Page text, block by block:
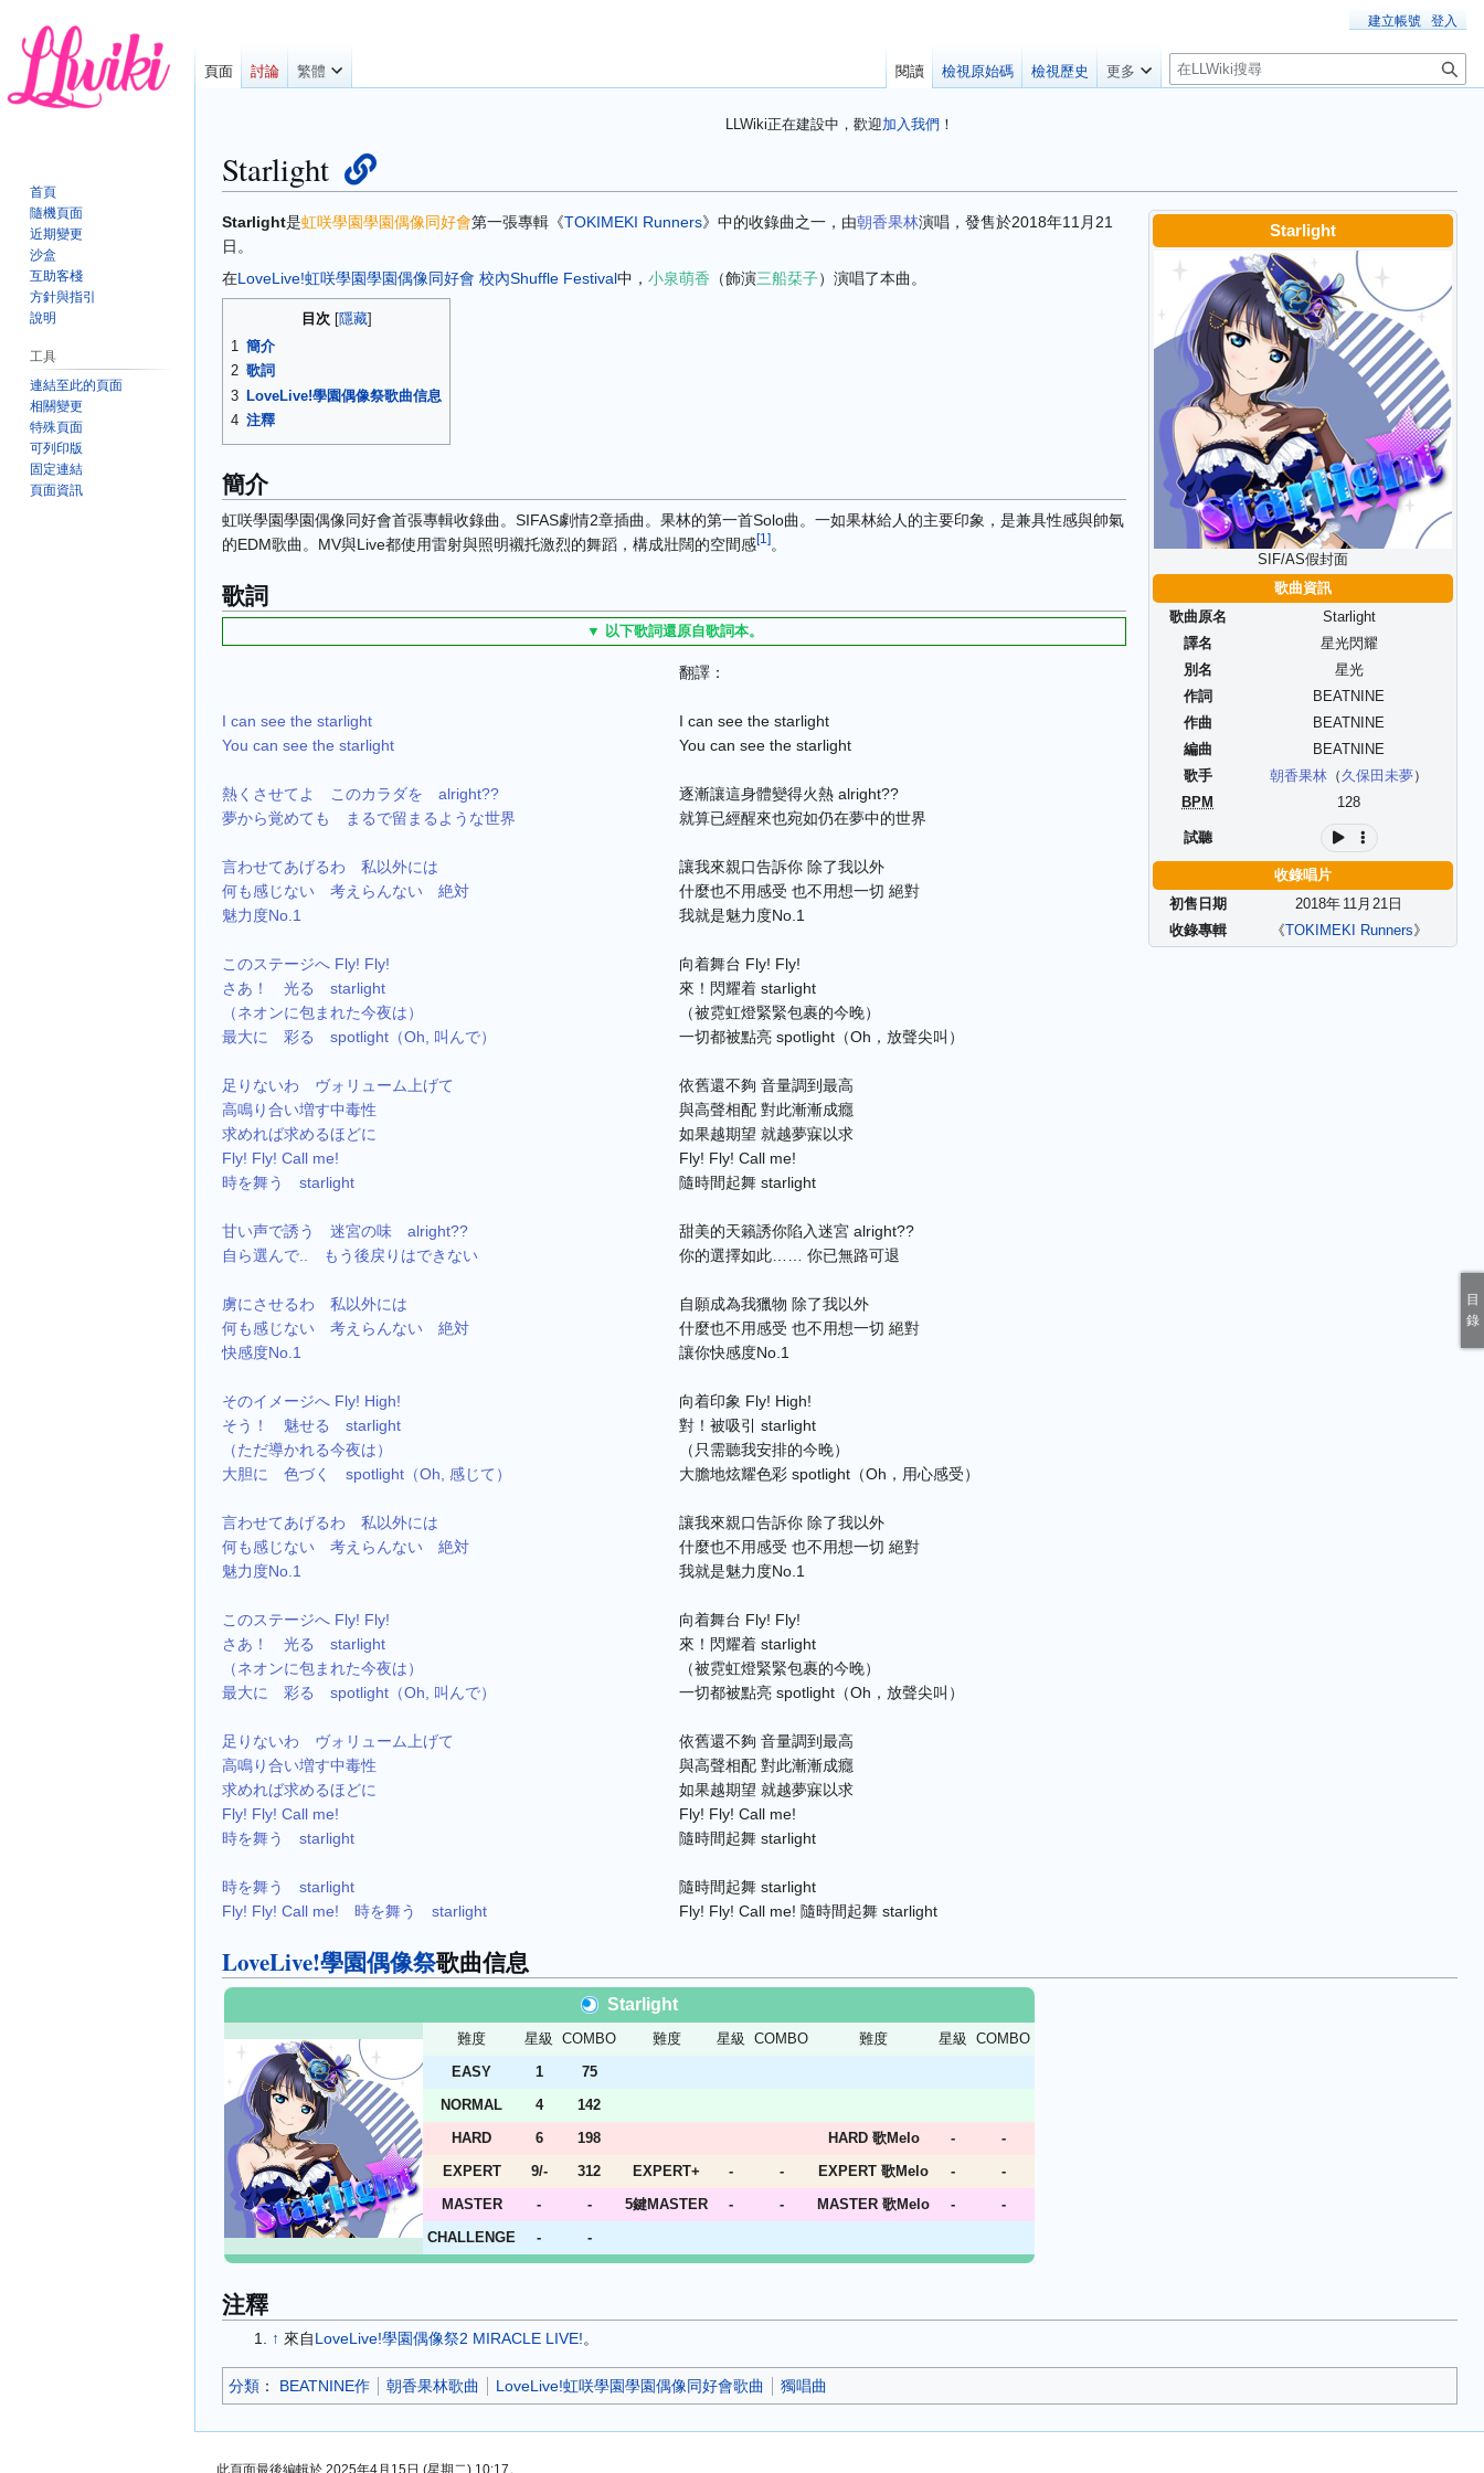
LLWiki正在建設中，歡迎加入我們 ！
Starlight
跳
至
導
跳
至
搜
Starlight
SIF/AS假封面
歌曲資訊
歌曲原名
Starlight
譯名
星光閃耀
別名
星光
作詞
BEATNINE
作曲
BEATNINE
編曲
BEATNINE
歌手
朝香果林 （ 久保田未夢）
BPM
128
試聽
收錄唱片
初售日期
2018年 11月 21日
收錄專輯
《TOKIMEKI Runners》
Starlight是虹咲學園學園偶像同好會第一張專輯《TOKIMEKI Runners》中的收錄曲之一，由朝香果林演唱，發售於2018年11月21
日。
在LoveLive!虹咲學園學園偶像同好會 校內Shuffle Festival中， 小泉萌香 （飾演三船栞子） 演唱了本曲。
目次
1 簡介
2 歌詞
3 LoveLive!學園偶像祭歌曲信息
4 注釋
簡介
虹咲學園學園偶像同好會首張專輯收錄曲。SIFAS劇情2章插曲。果林的第一首Solo曲。一如果林給人的主要印象，是兼具性感與帥氣
的EDM歌曲。MV與Live都使用雷射與照明襯托激烈的舞蹈，構成壯闊的空間感[1 ] 。
歌詞
▼ 以下歌詞還原自歌詞本。
翻譯：
I can see the starlight
I can see the starlight
You can see the starlight
You can see the starlight
熱くさせてよ　このカラダを　alright??
逐漸讓這身體變得火熱 alright??
夢から覚めても　まるで留まるような世界
就算已經醒來也宛如仍在夢中的世界
言わせてあげるわ　私以外には
讓我來親口告訴你 除了我以外
何も感じない　考えらんない　絶対
什麼也不用感受 也不用想一切 絕對
魅力度No.1
我就是魅力度No.1
このステージへ Fly! Fly!
向着舞台 Fly! Fly!
さあ！　光る　starlight
來！閃耀着 starlight
（ネオンに包まれた今夜は）
（被霓虹燈緊緊包裹的今晚）
最大に　彩る　spotlight（Oh, 叫んで）
一切都被點亮 spotlight（Oh，放聲尖叫）
足りないわ　ヴォリューム上げて
依舊還不夠 音量調到最高
高鳴り合い増す中毒性
與高聲相配 對此漸漸成癮
求めれば求めるほどに
如果越期望 就越夢寐以求
Fly! Fly! Call me!
Fly! Fly! Call me!
時を舞う　starlight
隨時間起舞 starlight
甘い声で誘う　迷宮の味　alright??
甜美的天籟誘你陷入迷宮 alright??
自ら選んで..　もう後戻りはできない
你的選擇如此…… 你已無路可退
虜にさせるわ　私以外には
自願成為我獵物 除了我以外
何も感じない　考えらんない　絶対
什麼也不用感受 也不用想一切 絕對
快感度No.1
讓你快感度No.1
そのイメージへ Fly! High!
向着印象 Fly! High!
そう！　魅せる　starlight
對！被吸引 starlight
（ただ導かれる今夜は）
（只需聽我安排的今晚）
大胆に　色づく　spotlight（Oh, 感じて）
大膽地炫耀色彩 spotlight（Oh，用心感受）
言わせてあげるわ　私以外には
讓我來親口告訴你 除了我以外
何も感じない　考えらんない　絶対
什麼也不用感受 也不用想一切 絕對
魅力度No.1
我就是魅力度No.1
このステージへ Fly! Fly!
向着舞台 Fly! Fly!
さあ！　光る　starlight
來！閃耀着 starlight
（ネオンに包まれた今夜は）
（被霓虹燈緊緊包裹的今晚）
最大に　彩る　spotlight（Oh, 叫んで）
一切都被點亮 spotlight（Oh，放聲尖叫）
足りないわ　ヴォリューム上げて
依舊還不夠 音量調到最高
高鳴り合い増す中毒性
與高聲相配 對此漸漸成癮
求めれば求めるほどに
如果越期望 就越夢寐以求
Fly! Fly! Call me!
Fly! Fly! Call me!
時を舞う　starlight
隨時間起舞 starlight
時を舞う　starlight
隨時間起舞 starlight
Fly! Fly! Call me!　時を舞う　starlight
Fly! Fly! Call me! 隨時間起舞 starlight
LoveLive!學園偶像祭歌曲信息
Starlight
難度 星級 COMBO 難度 星級 COMBO 難度 星級
COMBO
EASY
1
75
NORMAL
4
142
HARD
6 198 HARD 歌Melo -
-
EXPERT
9/- 312 EXPERT+ - - EXPERT 歌Melo -
-
MASTER
- - 5鍵MASTER - - MASTER 歌Melo -
-
CHALLENGE
- -
注釋
↑ 來自LoveLive!學園偶像祭2 MIRACLE LIVE!。
分類 ：​ BEATNINE作 朝香果林歌曲 LoveLive!虹咲學園學園偶像同好會歌曲 獨唱曲
建立帳號 登入
頁面 討論 繁體 閱讀 檢視原始碼 檢視歷史 更多
搜
尋
首頁
隨機頁面
近期變更
沙盒
互助客棧
方針與指引
說明
工具
連結至此的頁面
相關變更
特殊頁面
可列印版
固定連結
頁面資訊